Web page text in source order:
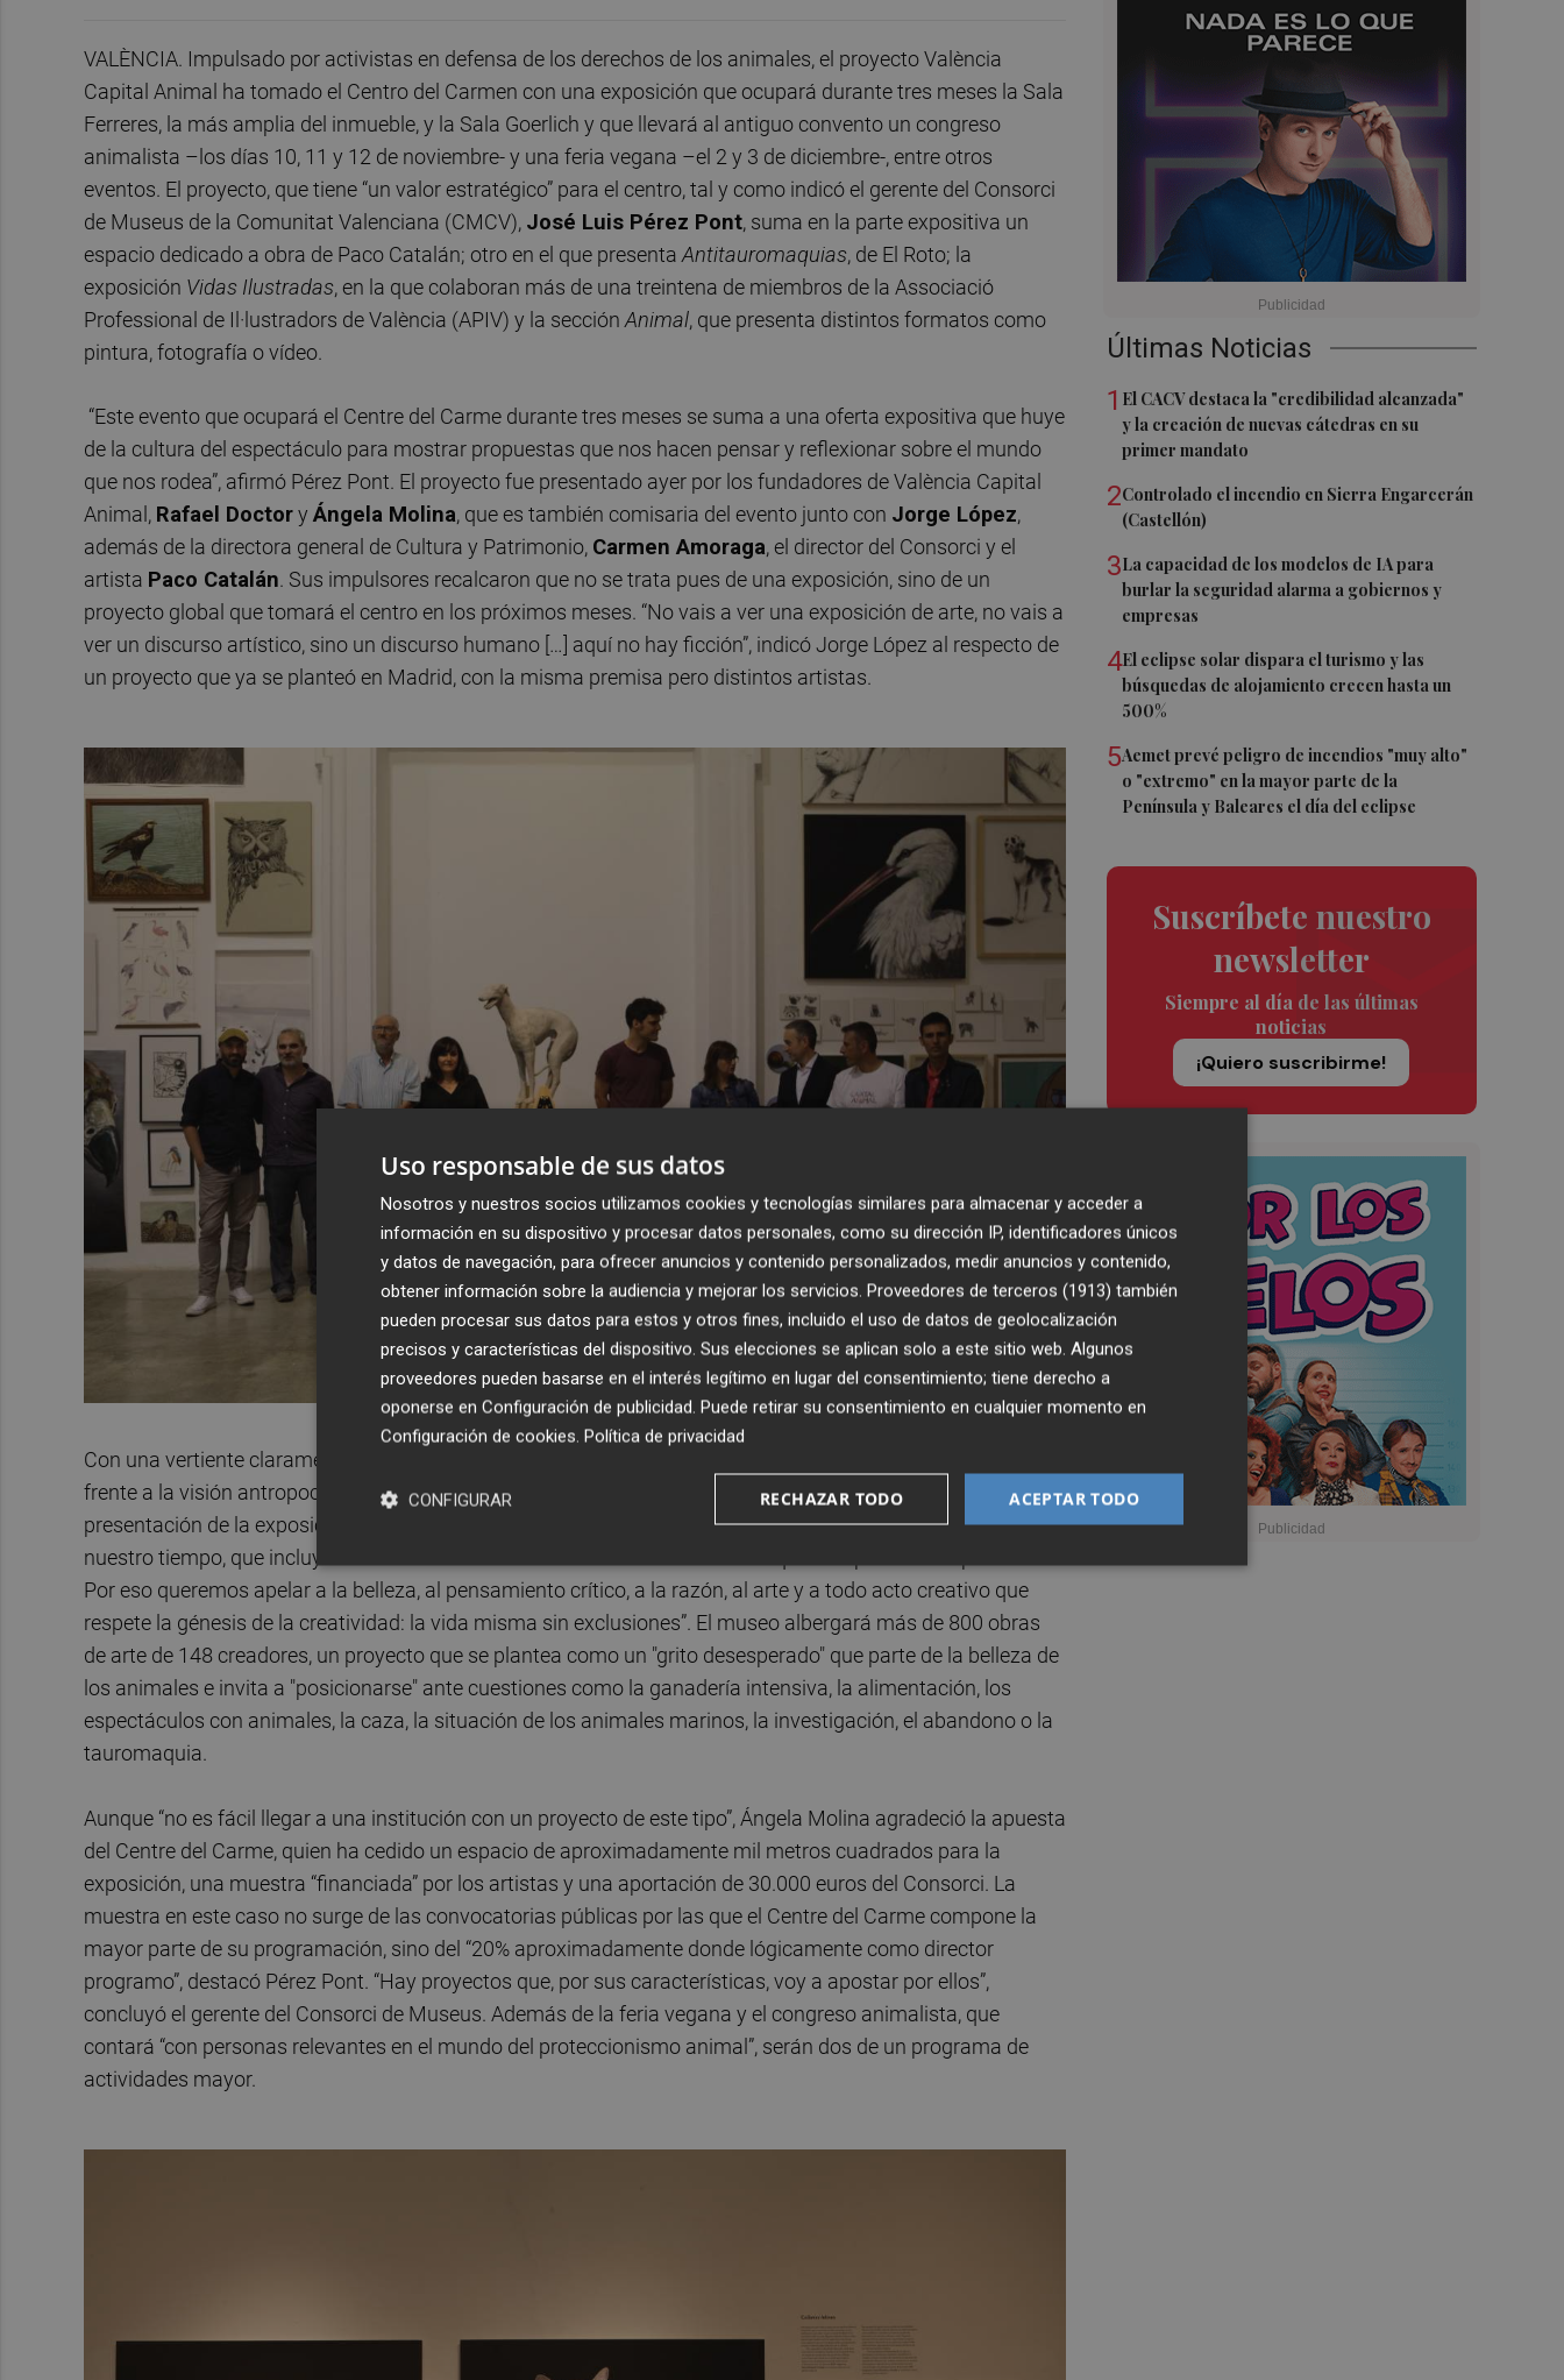
Últimas Noticias
1 El CACV destaca la "credibilidad alcanzada"
y la creación de nuevas cátedras en su
primer mandato
2Controlado el incendio en Sierra Engarcerán
(Castellón)
3La capacidad de los modelos de IA para
burlar la seguridad alarma a gobiernos y
empresas
4El eclipse solar dispara el turismo y las
búsquedas de alojamiento crecen hasta un
500%
5Aemet prevé peligro de incendios "muy alto"
o "extremo" en la mayor parte de la
Península y Baleares el día del eclipse
Suscríbete nuestro
newsletter
Siempre al día de las últimas
noticias
¡Quiero suscribirme!
VALÈNCIA. Impulsado por activistas en defensa de los derechos de los animales, el proyecto València
Capital Animal ha tomado el Centro del Carmen con una exposición que ocupará durante tres meses la Sala
Ferreres, la más amplia del inmueble, y la Sala Goerlich y que llevará al antiguo convento un congreso
animalista –los días 10, 11 y 12 de noviembre- y una feria vegana –el 2 y 3 de diciembre-, entre otros
eventos. El proyecto, que tiene “un valor estratégico” para el centro, tal y como indicó el gerente del Consorci
de Museus de la Comunitat Valenciana (CMCV), José Luis Pérez Pont, suma en la parte expositiva un
espacio dedicado a obra de Paco Catalán; otro en el que presenta Antitauromaquias, de El Roto; la
exposición Vidas Ilustradas, en la que colaboran más de una treintena de miembros de la Associació
Professional de Il·lustradors de València (APIV) y la sección Animal, que presenta distintos formatos como
pintura, fotografía o vídeo.
“Este evento que ocupará el Centre del Carme durante tres meses se suma a una oferta expositiva que huye
de la cultura del espectáculo para mostrar propuestas que nos hacen pensar y reflexionar sobre el mundo
que nos rodea”, afirmó Pérez Pont. El proyecto fue presentado ayer por los fundadores de València Capital
Animal, Rafael Doctory Ángela Molina, que es también comisaria del evento junto con Jorge López,
además de la directora general de Cultura y Patrimonio, Carmen Amoraga, el director del Consorci y el
artista Paco Catalán. Sus impulsores recalcaron que no se trata pues de una exposición, sino de un
proyecto global que tomará el centro en los próximos meses. “No vais a ver una exposición de arte, no vais a
ver un discurso artístico, sino un discurso humano […] aquí no hay ficción”, indicó Jorge López al respecto de
un proyecto que ya se planteó en Madrid, con la misma premisa pero distintos artistas.
Con una vertiente claramente “reivindicativa”, la iniciativa quiere mostrar “otra forma de ver a los animales”
frente a la visión antropocéntrica y dar visibilidad al maltrato animal, explicó Ángela Molina durante la
presentación de la exposición. El objetivo: “Ayudar a educar a la población en valores morales propios de
nuestro tiempo, que incluyan las necesidades de los seres sintientes con los que compartimos el planeta.
Por eso queremos apelar a la belleza, al pensamiento crítico, a la razón, al arte y a todo acto creativo que
respete la génesis de la creatividad: la vida misma sin exclusiones”. El museo albergará más de 800 obras
de arte de 148 creadores, un proyecto que se plantea como un "grito desesperado" que parte de la belleza de
los animales e invita a "posicionarse" ante cuestiones como la ganadería intensiva, la alimentación, los
espectáculos con animales, la caza, la situación de los animales marinos, la investigación, el abandono o la
tauromaquia.
Aunque “no es fácil llegar a una institución con un proyecto de este tipo”, Ángela Molina agradeció la apuesta
del Centre del Carme, quien ha cedido un espacio de aproximadamente mil metros cuadrados para la
exposición, una muestra “financiada” por los artistas y una aportación de 30.000 euros del Consorci. La
muestra en este caso no surge de las convocatorias públicas por las que el Centre del Carme compone la
mayor parte de su programación, sino del “20% aproximadamente donde lógicamente como director
programo”, destacó Pérez Pont. “Hay proyectos que, por sus características, voy a apostar por ellos”,
concluyó el gerente del Consorci de Museus. Además de la feria vegana y el congreso animalista, que
contará “con personas relevantes en el mundo del proteccionismo animal”, serán dos de un programa de
actividades mayor.
Uso responsable de sus datos
Nosotros y nuestros socios utilizamos cookies y tecnologías similares para almacenar y acceder a
información en su dispositivo y procesar datos personales, como su dirección IP, identificadores únicos
y datos de navegación, para ofrecer anuncios y contenido personalizados, medir anuncios y contenido,
obtener información sobre la audiencia y mejorar los servicios. Proveedores de terceros (1913) también
pueden procesar sus datos para estos y otros fines, incluido el uso de datos de geolocalización
precisos y características del dispositivo. Sus elecciones se aplican solo a este sitio web. Algunos
proveedores pueden basarse en el interés legítimo en lugar del consentimiento; tiene derecho a
oponerse en Configuración de publicidad. Puede retirar su consentimiento en cualquier momento en
Configuración de cookies. Política de privacidad
ACEPTAR TODO
RECHAZAR TODO
CONFIGURAR